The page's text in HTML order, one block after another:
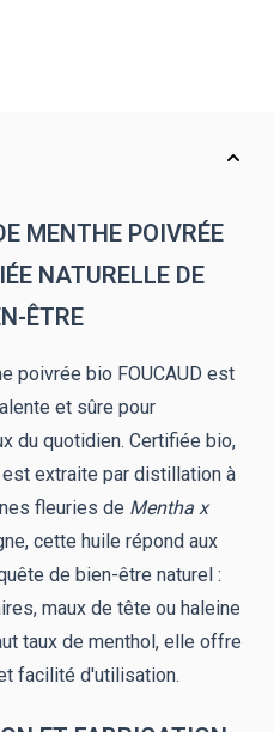
MENTHE POIVRÉE
NATURELLE DE
ÊTRE
poivrée bio FOUCAUD est
et sûre pour
du quotidien. Certifiée bio,
extraite par distillation à
fleuries de Mentha x
cette huile répond aux
de bien-être naturel :
maux de tête ou haleine
taux de menthol, elle offre
facilité d'utilisation.